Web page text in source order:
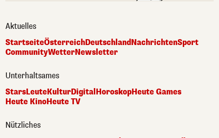
Aktuelles
StartseiteÖsterreichDeutschlandNachrichtenSport
CommunityWetterNewsletter
Unterhaltsames
StarsLeuteKulturDigital HoroskopHeute Games
Heute KinoHeute TV
Nützliches